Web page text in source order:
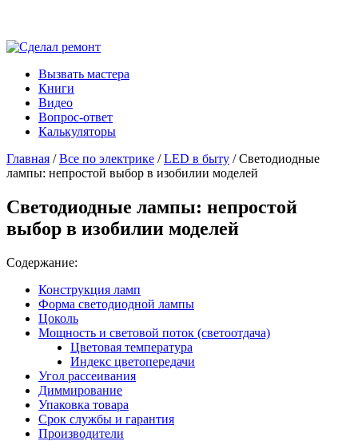
Вызвать мастера
Книги
Видео
Вопрос-ответ
Калькуляторы
Главная /Все по электрике /LED в быту / Светодиодные
лампы: непростой выбор в изобилии моделей
Светодиодные лампы: непростой
выбор в изобилии моделей
Содержание:
Конструкция ламп
Форма светодиодной лампы
Цоколь
Мощность и световой поток (светоотдача)
Цветовая температура
Индекс цветопередачи
Угол рассеивания
Диммирование
Упаковка товара
Срок службы и гарантия
Производители